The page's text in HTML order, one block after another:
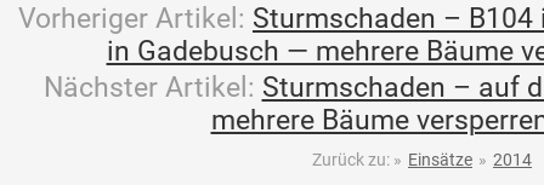
Vorheriger Artikel: Sturmschaden –
in Gadebusch — mehrere Bäume
Nächster Artikel: Sturmschaden – auf
mehrere Bäume
Zurück zu: » Einsätze » 2014